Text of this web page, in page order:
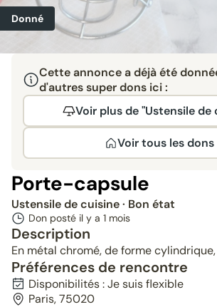
Donné
Cette annonce a déjà été
d'autres super dons ici :
Voir plus de "Ustensile de
Voir tous les dons
Porte-capsule
Ustensile de cuisine· Bon état
Don posté il y a 1 mois
Description
En métal chromé, de forme
Préférences de rencontre
Disponibilités : Je suis flexible
Paris, 75020